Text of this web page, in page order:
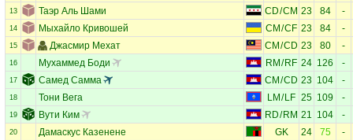
13 Таэр Аль Шами CD/CM 23 84 -
14 Мыхайло Кривошей CM /CF 23 84 -
15 Джасмир Мехат CM /CD 23 80 -
16 Мухаммед Боди RM / RF 24 126 -
17 Самед Самма CM /CD 23 104 -
18 Тони Вега LM / LF 25 109 -
19 Вути Ким RD/ RM 21 104 -
20 Дамаскус Казенене GK 24 75 -